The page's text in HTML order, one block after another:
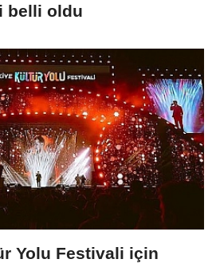
belli oldu
Yolu Festivali için